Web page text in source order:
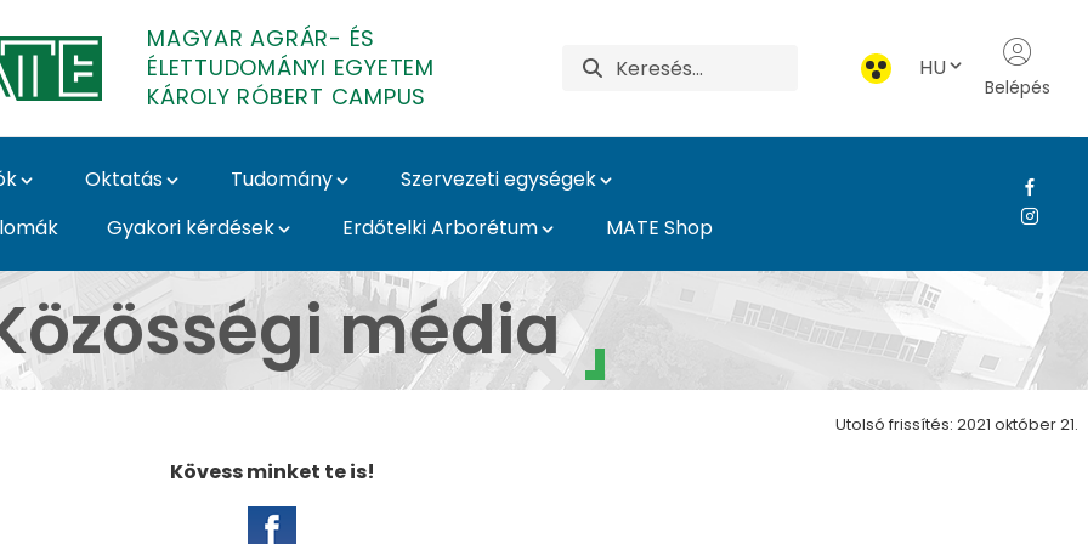
MAGYAR AGRÁR- ÉS
ÉLETTUDOMÁNYI EGYETEM
KÁROLY RÓBERT CAMPUS
HU
Belépés
Oktatás Tudomány
Szervezeti egységek
Gyakori kérdések Erdőtelki Arborétum MATE Shop
Róbert Campus
média
Utolsó frissítés: 2021 október 21.
Kövess minket te is!